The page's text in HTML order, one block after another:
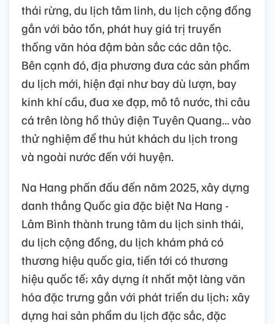
thái rừng, du lịch tâm linh, du lịch cộng đồng
gắn với bảo tồn, phát huy giá trị truyền
thống văn hóa đậm bản sắc các dân tộc.
Bên cạnh đó, địa phương đưa các sản phẩm
du lịch mới, hiện đại như bay dù lượn, bay
kinh khí cầu, đua xe đạp, mô tô nước, thi câu
cá trên lòng hồ thủy điện Tuyên Quang... vào
thử nghiệm để thu hút khách du lịch trong
và ngoài nước đến với huyện.
Na Hang phấn đấu đến năm 2025, xây dựng
danh thắng Quốc gia đặc biệt Na Hang -
Lâm Bình thành trung tâm du lịch sinh thái,
du lịch cộng đồng, du lịch khám phá có
thương hiệu quốc gia, tiến tới có thương
hiệu quốc tế; xây dựng ít nhất một làng văn
hóa đặc trưng gắn với phát triển du lịch; xây
dựng hai sản phẩm du lịch đặc sắc, đặc